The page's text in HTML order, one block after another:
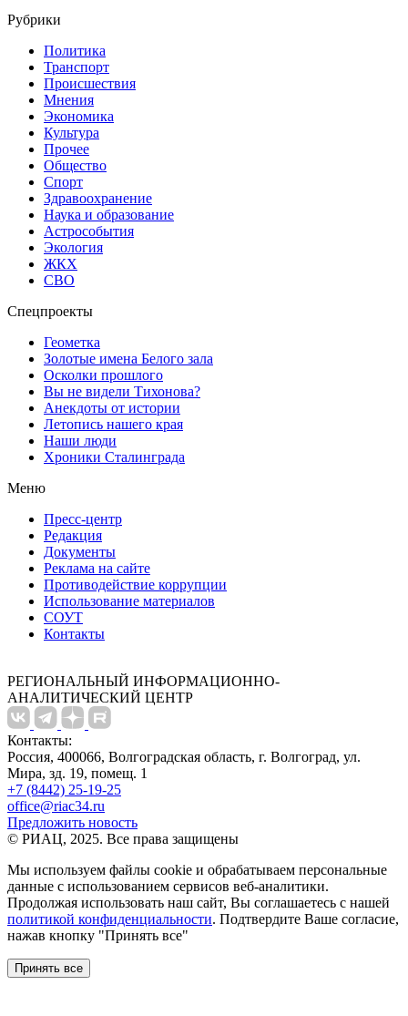
Рубрики
Политика
Транспорт
Происшествия
Мнения
Экономика
Культура
Прочее
Общество
Спорт
Здравоохранение
Наука и образование
Астрособытия
Экология
ЖКХ
СВО
Спецпроекты
Геометка
Золотые имена Белого зала
Осколки прошлого
Вы не видели Тихонова?
Анекдоты от истории
Летопись нашего края
Наши люди
Хроники Сталинграда
Меню
Пресс-центр
Редакция
Документы
Реклама на сайте
Противодействие коррупции
Использование материалов
СОУТ
Контакты
РЕГИОНАЛЬНЫЙ ИНФОРМАЦИОННО-
АНАЛИТИЧЕСКИЙ ЦЕНТР
Контакты:
Россия, 400066, Волгоградская область, г. Волгоград, ул.
Мира, зд. 19, помещ. 1
+7 (8442) 25-19-25
office@riac34.ru
Предложить новость
© РИАЦ, 2025. Все права защищены
Мы используем файлы сookie и обрабатываем персональные
данные с использованием сервисов веб-аналитики.
Продолжая использовать наш сайт, Вы соглашаетесь с нашей
политикой конфиденциальности. Подтвердите Ваше согласие,
нажав кнопку "Принять все"
Принять все